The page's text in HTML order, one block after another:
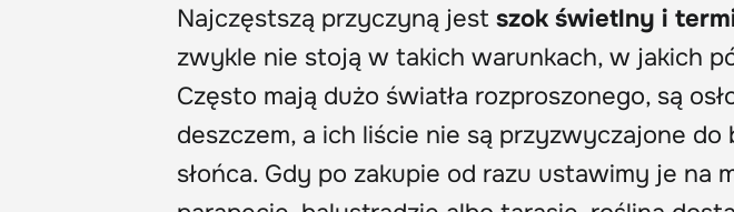
Najczęstszą przyczyną jest szok świetlny i
zwykle nie stoją w takich warunkach, w jakich
Często mają dużo światła rozproszonego, są
deszczem, a ich liście nie są przyzwyczajone do
słońca. Gdy po zakupie od razu ustawimy je na